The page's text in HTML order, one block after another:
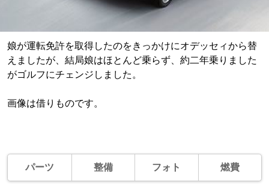
娘が運転免許を取得したのをきっかけにオデッセィから替
えましたが、結局娘はほとんど乗らず、約二年乗りました
がゴルフにチェンジしました。
画像は借りものです。
パーツ 整備 フォト 燃費